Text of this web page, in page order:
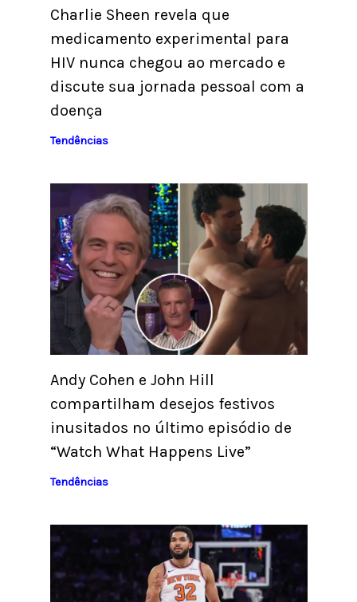
Charlie Sheen revela que
medicamento experimental para
HIV nunca chegou ao mercado e
discute sua jornada pessoal com a
doença
Tendências
Andy Cohen e John Hill
compartilham desejos festivos
inusitados no último episódio de
“Watch What Happens Live”
Tendências